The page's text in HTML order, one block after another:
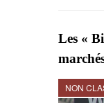
Les «
NON